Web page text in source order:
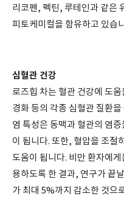
리코펜, 펙틴, 루테인과 같은
피토케미컬을 함유하고 있습
심혈관 건강
로즈힙 차는 혈관 건강에 도
경화 등의 각종 심혈관 질환
염 특성은 동맥과 혈관의 염
이 됩니다. 또한, 혈압을 조절
도움이 됩니다. 비만 환자에
용하도록 한 결과, 연구가 끝
가 최대 5%까지 감소한 것으